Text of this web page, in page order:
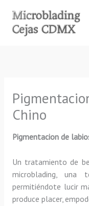
contenido
Chino
Pigmentacion de
Un tratamiento de
microblading, una
permitiéndote lucir
produce placer,